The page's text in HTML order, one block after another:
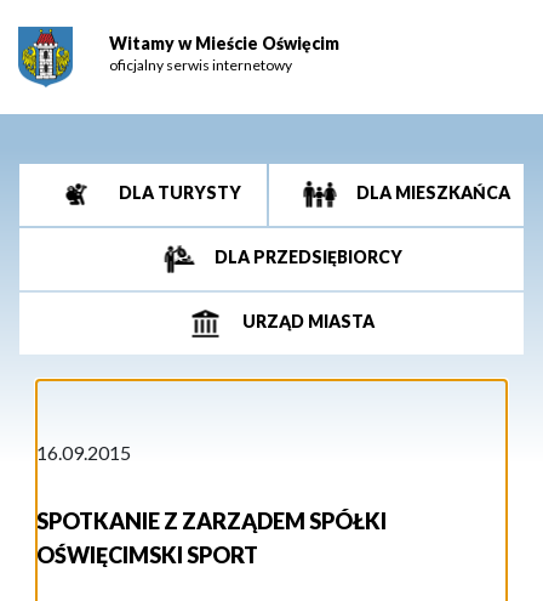
Witamy w Mieście Oświęcim
oficjalny serwis internetowy
DLA TURYSTY DLA MIESZKAŃCA
DLA PRZEDSIĘBIORCY
URZĄD MIASTA
16.09.2015
SPOTKANIE Z ZARZĄDEM SPÓŁKI
OŚWIĘCIMSKI SPORT